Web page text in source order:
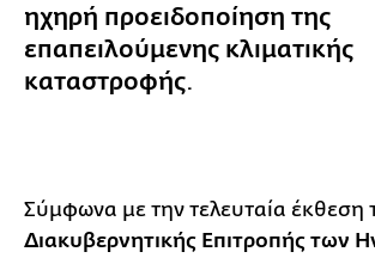
ηχηρή προειδοποίηση της
επαπειλούμενης κλιματικής
καταστροφής.
Σύμφωνα με την τελευταία έκθεση
Διακυβερνητικής Επιτροπής των